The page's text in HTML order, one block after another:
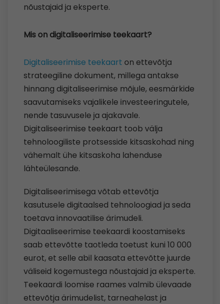
nõustajaid ja eksperte.
Mis on digitaliseerimise teekaart?
Digitaliseerimise teekaart on ettevõtja
strateegiline dokument, millega antakse
hinnang digitaliseerimise mõjule, eesmärkide
saavutamiseks vajalikele investeeringutele,
nende tasuvusele ja ajakavale.
Digitaliseerimise teekaart toob välja
tehnoloogiliste protsesside kitsaskohad ning
vähemalt ühe kitsaskoha lahenduse
lähteülesande.
Digitaliseerimisega võtab ettevõtja
kasutusele digitaalsed tehnoloogiad ja seda
toetava innovaatilise ärimudeli.
Digitaaliseerimise teekaardi koostamiseks
saab ettevõtte taotleda toetust kuni 10 000
eurot, et selle abil kaasata ettevõtte juurde
väliseid kogemustega nõustajaid ja eksperte.
Teekaardi loomise raames valmib ülevaade
ettevõtja ärimudelist, tarneahelast ja